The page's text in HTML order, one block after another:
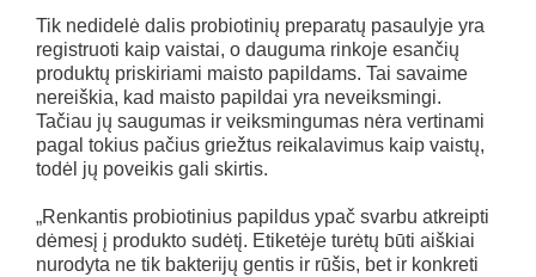
Tik nedidelė dalis probiotinių preparatų pasaulyje yra
registruoti kaip vaistai, o dauguma rinkoje esančių
produktų priskiriami maisto papildams. Tai savaime
nereiškia, kad maisto papildai yra neveiksmingi.
Tačiau jų saugumas ir veiksmingumas nėra vertinami
pagal tokius pačius griežtus reikalavimus kaip vaistų,
todėl jų poveikis gali skirtis.
„Renkantis probiotinius papildus ypač svarbu atkreipti
dėmesį į produkto sudėtį. Etiketėje turėtų būti aiškiai
nurodyta ne tik bakterijų gentis ir rūšis, bet ir konkreti